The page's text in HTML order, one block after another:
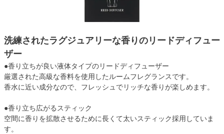
洗練されたラグジュアリーな香りのリードディフュー
ザー
●香り立ちが良い液体タイプのリードディフューザー
厳選された高級な香料を使用したルームフレグランスです。
香水に近い成分なので、フレッシュでリッチな香りが楽しめます。
●香り立ち広がるスティック
空間に香りを拡散させるために長くて太いスティック採用していま
す。